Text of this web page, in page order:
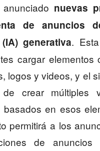
nuevas
de anuncios
generativa.
cargar elementos
logos y videos, y el
de crear múltiples
basados en esos
permitirá a los
de